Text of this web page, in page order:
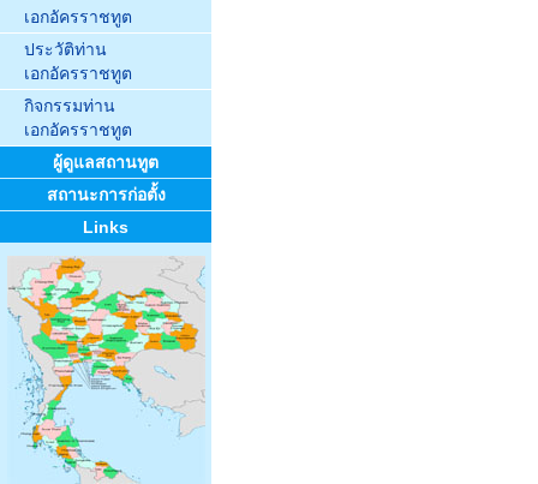
เอกอัครราชทูต
ประวัติท่าน
เอกอัครราชทูต
กิจกรรมท่าน
เอกอัครราชทูต
ผู้ดูแลสถานทูต
สถานะการก่อตั้ง
Links